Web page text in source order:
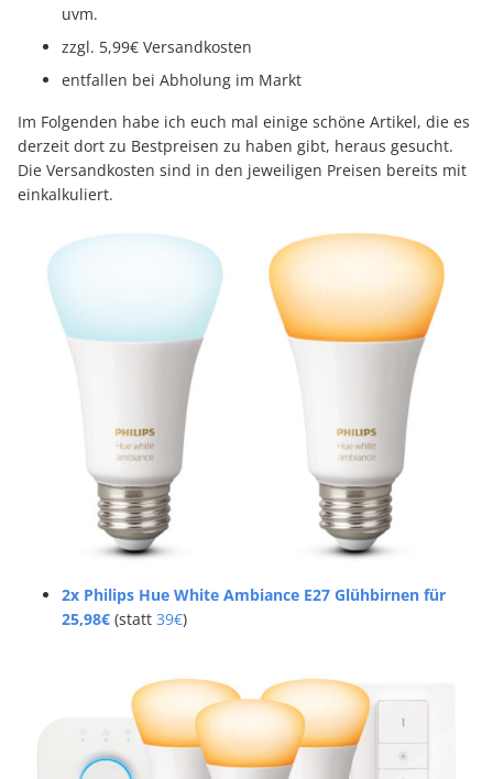
uvm.
zzgl. 5,99€ Versandkosten
entfallen bei Abholung im Markt
Im Folgenden habe ich euch mal einige schöne Artikel, die es
derzeit dort zu Bestpreisen zu haben gibt, heraus gesucht.
Die Versandkosten sind in den jeweiligen Preisen bereits mit
einkalkuliert.
2x Philips Hue White Ambiance E27 Glühbirnen für
25,98€ (statt 39€)